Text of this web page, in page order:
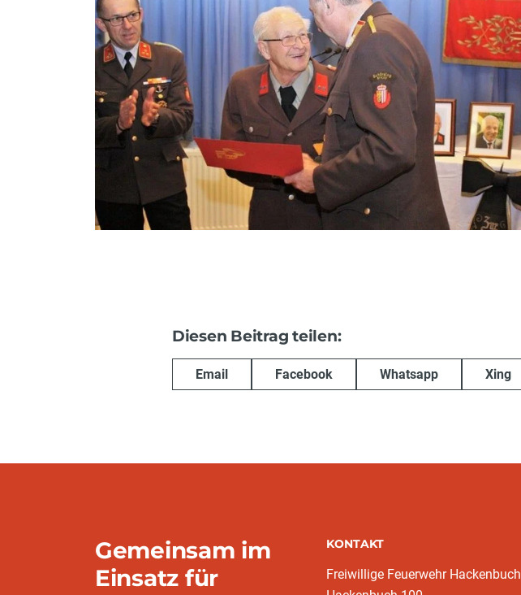
Diesen Beitrag teilen:
Email Facebook Whatsapp Xing
Gemeinsam im
Einsatz für
KONTAKT
Freiwillige Feuerwehr Hackenbuch